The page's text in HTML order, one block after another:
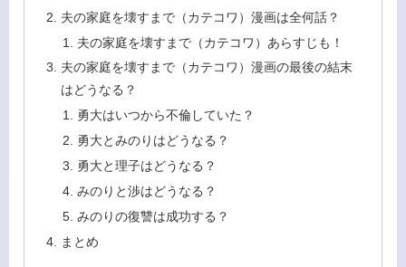
夫の家庭を壊すまで（カテコワ）漫画は全何話？
夫の家庭を壊すまで（カテコワ）あらすじも！
夫の家庭を壊すまで（カテコワ）漫画の最後の結末
はどうなる？
勇大はいつから不倫していた？
勇大とみのりはどうなる？
勇大と理子はどうなる？
みのりと渉はどうなる？
みのりの復讐は成功する？
まとめ